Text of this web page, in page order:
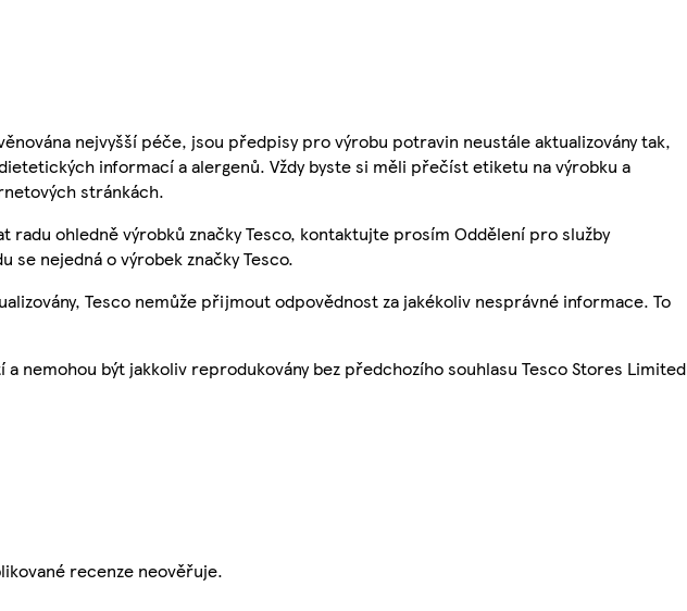
nejvyšší péče, jsou předpisy pro výrobu potravin neustále aktualizovány tak,
informací a alergenů. Vždy byste si měli přečíst etiketu na výrobku a
stránkách.
radu ohledně výrobků značky Tesco, kontaktujte prosím Oddělení pro služby
se nejedná o výrobek značky Tesco.
Tesco nemůže přijmout odpovědnost za jakékoliv nesprávné informace. To
nemohou být jakkoliv reprodukovány bez předchozího souhlasu Tesco Stores Limited
recenze neověřuje.